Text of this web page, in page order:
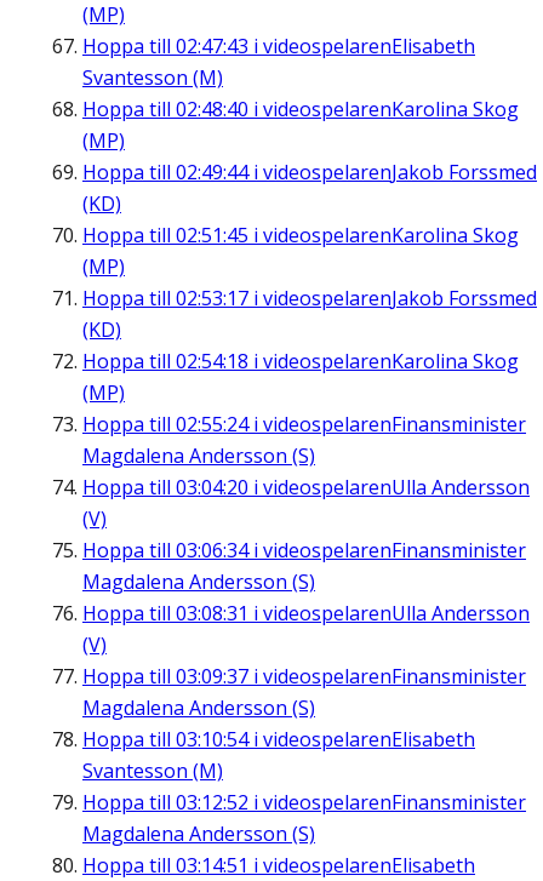
(MP)
Hoppa till 02:47:43 i videospelarenElisabeth
Svantesson (M)
Hoppa till 02:48:40 i videospelarenKarolina Skog
(MP)
Hoppa till 02:49:44i videospelarenJakob Forssmed
(KD)
Hoppa till 02:51:45 i videospelarenKarolina Skog
(MP)
Hoppa till 02:53:17 i videospelarenJakob Forssmed
(KD)
Hoppa till 02:54:18 i videospelarenKarolina Skog
(MP)
Hoppa till 02:55:24i videospelarenFinansminister
Magdalena Andersson (S)
Hoppa till 03:04:20 i videospelarenUlla Andersson
(V)
Hoppa till 03:06:34i videospelarenFinansminister
Magdalena Andersson (S)
Hoppa till 03:08:31 i videospelarenUlla Andersson
(V)
Hoppa till 03:09:37 i videospelarenFinansminister
Magdalena Andersson (S)
Hoppa till 03:10:54i videospelarenElisabeth
Svantesson (M)
Hoppa till 03:12:52 i videospelarenFinansminister
Magdalena Andersson (S)
Hoppa till 03:14:51 i videospelarenElisabeth